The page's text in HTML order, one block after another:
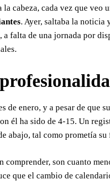
la cabeza, cada vez que veo
. Ayer, saltaba la noticia
falta de una jornada por
de enero, y a pesar de que
él ha sido de 4-15. Un
abajo, tal como prometía su
comprender, son cuanto
que el cambio de